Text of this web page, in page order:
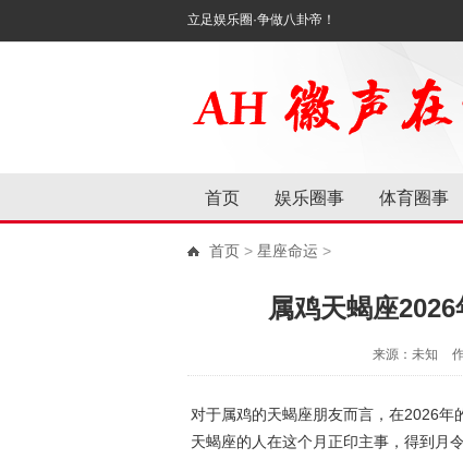
立足娱乐圈·争做八卦帝！
首页 娱乐圈事 体育圈事
首页 > 星座命运 >
属鸡天蝎座
来源：未知
对于属鸡的天蝎座朋友而言，在2026
天蝎座的人在这个月正印主事，得到月